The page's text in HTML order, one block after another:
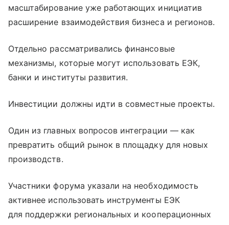
масштабирование уже работающих инициатив
расширение взаимодействия бизнеса и регионов.
Отдельно рассматривались финансовые
механизмы, которые могут использовать ЕЭК,
банки и институты развития.
Инвестиции должны идти в совместные проекты.
Один из главных вопросов интеграции — как
превратить общий рынок в площадку для новых
производств.
Участники форума указали на необходимость
активнее использовать инструменты ЕЭК
для поддержки региональных и кооперационных